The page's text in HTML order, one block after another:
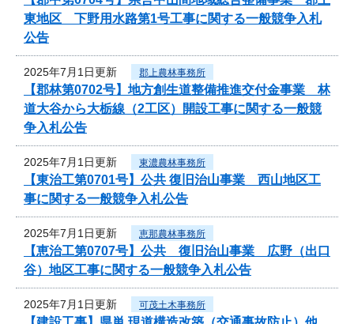
東地区 下野用水路第1号工事に関する一般競争入札
公告
2025年7月1日更新 郡上農林事務所
【郡林第0702号】地方創生道整備推進交付金事業 林
道大谷から大栃線（2工区）開設工事に関する一般競
争入札公告
2025年7月1日更新 東濃農林事務所
【東治工第0701号】公共 復旧治山事業 西山地区工
事に関する一般競争入札公告
2025年7月1日更新 恵那農林事務所
【恵治工第0707号】公共 復旧治山事業 広野（出口
谷）地区工事に関する一般競争入札公告
2025年7月1日更新 可茂土木事務所